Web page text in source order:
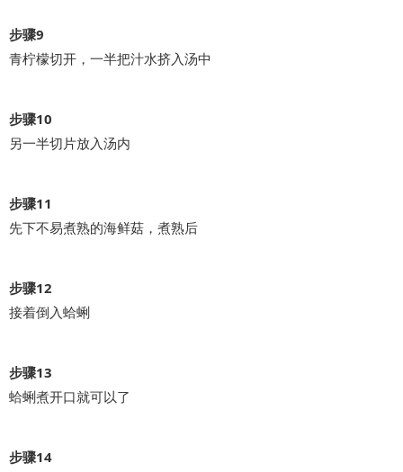
步骤9
青柠檬切开，一半把汁水挤入汤中
步骤10
另一半切片放入汤内
步骤11
先下不易煮熟的海鲜菇，煮熟后
步骤12
接着倒入蛤蜊
步骤13
蛤蜊煮开口就可以了
步骤14